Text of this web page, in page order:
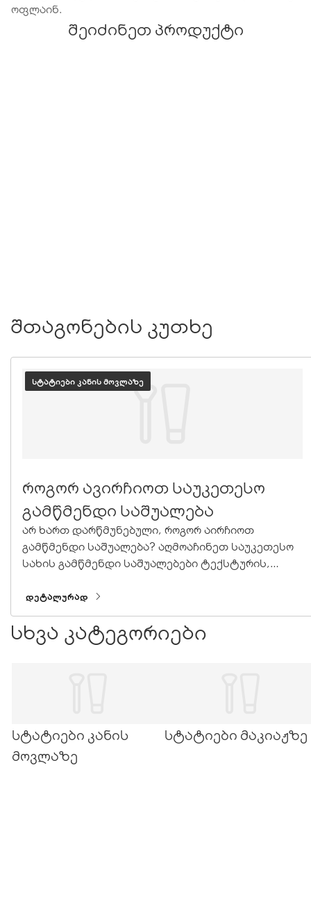
ოფლაინ.
შეიძინეთ პროდუქტი
შთაგონების კუთხე
ᲡᲢᲐᲢᲘᲔᲑᲘ ᲙᲐᲜᲘᲡ ᲛᲝᲕᲚᲐᲖᲔ
როგორ ავირჩიოთ საუკეთესო
გამწმენდი საშუალება
არ ხართ დარწმუნებული, როგორ აირჩიოთ
გამწმენდი საშუალება? აღმოაჩინეთ საუკეთესო
სახის გამწმენდი საშუალებები ტექსტურის,
ᲓᲔᲢᲐᲚᲣᲠᲐᲓ
სხვა კატეგორიები
სტატიები კანის
მოვლაზე
სტატიები მაკიაჟზე